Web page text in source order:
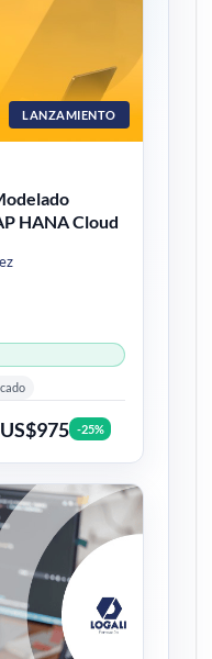
LANZAMIENTO
HANA Cloud
-25%